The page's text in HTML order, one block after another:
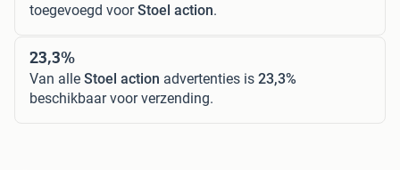
toegevoegd voorStoel action.
23,3%
Van alle Stoel action advertenties is 23,3%
beschikbaar voor verzending.